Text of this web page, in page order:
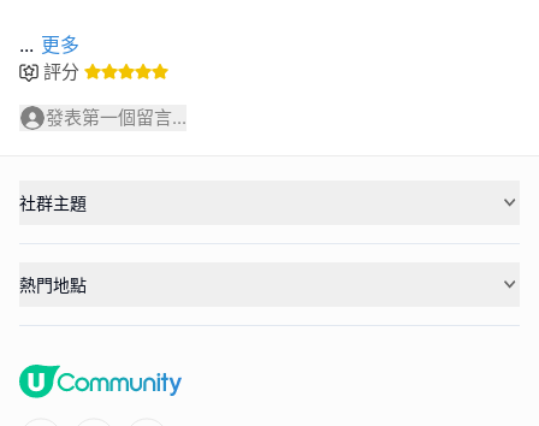
... 更多
評分
發表第一個留言...
社群主題
熱門地點